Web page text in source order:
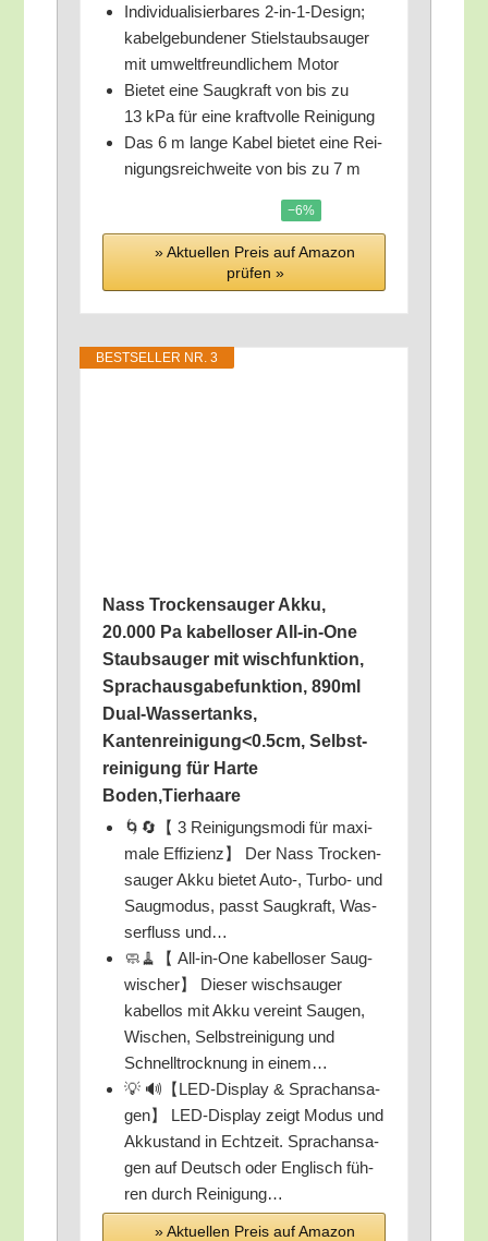
Indi­vi­dua­li­sier­ba­res 2‑in-1-Design;
kabel­ge­bun­de­ner Stiel­staub­sauger
mit umwelt­freund­li­chem Motor
Bie­tet eine Saug­kraft von bis zu
13 kPa für eine kraft­vol­le Reinigung
Das 6 m lan­ge Kabel bie­tet eine Rei­
ni­gungs­reich­wei­te von bis zu 7 m
−6%
» Aktu­el­len Preis auf Ama­zon
prü­fen »
BEST­SEL­LER NR. 3
Nass Tro­cken­sau­ger Akku,
20.000 Pa kabel­lo­ser All-in-One
Staub­sauger mit wisch­funk­ti­on,
Sprach­aus­ga­be­funk­ti­on, 890ml
Dual-Was­ser­tanks,
Kantenreinigung<0.5cm, Selbst­
rei­ni­gung für Har­te
Boden,Tierhaare
🌀🔄【 3 Rei­ni­gungs­mo­di für maxi­
ma­le Effi­zi­enz】 Der Nass Tro­cken­
sau­ger Akku bie­tet Auto‑, Tur­bo- und
Saug­mo­dus, passt Saug­kraft, Was­
ser­fluss und…
🧼🧹【 All-in-One kabel­lo­ser Saug­
wi­scher】 Die­ser wisch­sau­ger
kabel­los mit Akku ver­eint Sau­gen,
Wischen, Selbst­rei­ni­gung und
Schnell­trock­nung in einem…
💡 🔊【LED-Dis­play & Sprach­an­sa­
gen】 LED-Dis­play zeigt Modus und
Akku­stand in Echt­zeit. Sprach­an­sa­
gen auf Deutsch oder Eng­lisch füh­
ren durch Reinigung…
» Aktu­el­len Preis auf Ama­zon